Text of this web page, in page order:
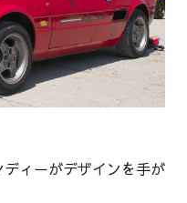
ディーがデザインを手が